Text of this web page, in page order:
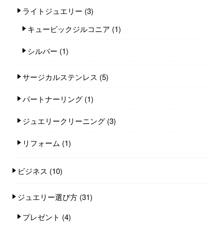
ライトジュエリー (3)
キュービックジルコニア (1)
シルバー (1)
サージカルステンレス (5)
パートナーリング (1)
ジュエリークリーニング (3)
リフォーム (1)
ビジネス (10)
ジュエリー選び方 (31)
プレゼント (4)